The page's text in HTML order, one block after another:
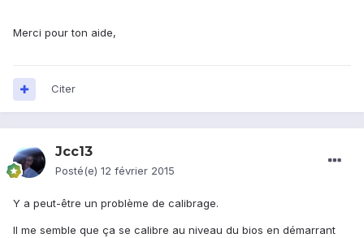
Merci pour ton aide,
Citer
Jcc13
Posté(e) 12 février 2015
Y a peut-être un problème de calibrage.
Il me semble que ça se calibre au niveau du bios en démarrant